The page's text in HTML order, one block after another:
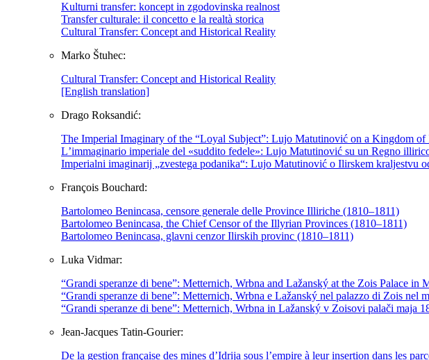
Kulturni transfer: koncept in zgodovinska realnost
Transfer culturale: il concetto e la realtà storica
Cultural Transfer: Concept and Historical Reality
Marko Štuhec:
Cultural Transfer: Concept and Historical Reality
[English translation]
Drago Roksandić:
The Imperial Imaginary of the “Loyal Subject”: Lujo Matutinović on a Kingdom
Lʼimmaginario imperiale del «suddito fedele»: Lujo Matutinović su un Regno
Imperialni imaginarij „zvestega podanika“: Lujo Matutinović o Ilirskem kraljestvu
François Bouchard:
Bartolomeo Benincasa, censore generale delle Province Illiriche (1810–1811)
Bartolomeo Benincasa, the Chief Censor of the Illyrian Provinces (1810–1811)
Bartolomeo Benincasa, glavni cenzor Ilirskih provinc (1810–1811)
Luka Vidmar:
“Grandi speranze di bene”: Metternich, Wrbna and Lažanský at the Zois Palace in
“Grandi speranze di bene”: Metternich, Wrbna e Lažanský nel palazzo di Zois nel
“Grandi speranze di bene”: Metternich, Wrbna in Lažanský v Zoisovi palači maja
Jean-Jacques Tatin-Gourier:
De la gestion française des mines d’Idrija sous l’empire à leur insertion dans les